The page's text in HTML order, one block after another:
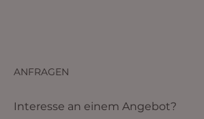
ANFRAGEN
Interesse an einem Angebot?